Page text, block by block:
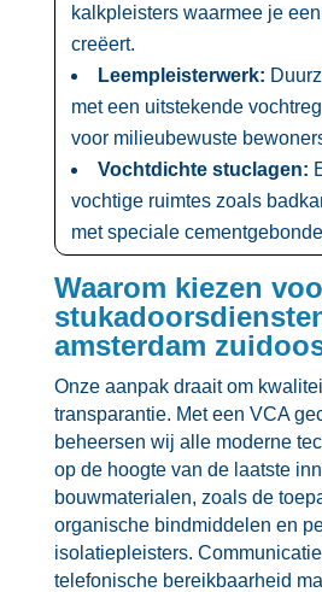
kalkpleisters waarmee je
creëert.​
Leempleisterwerk:
met een uitstekende
voor milieubewuste
Vochtdichte stuclagen:
vochtige ruimtes zoals
met speciale
Waarom kiezen
amsterdam
Onze aanpak draait om
transparantie.​ Met een VCA
beheersen wij alle moderne
op de hoogte van de laatste
bouwmaterialen, zoals de
organische bindmiddelen en
isolatiepleisters.​
telefonische bereikbaarheid